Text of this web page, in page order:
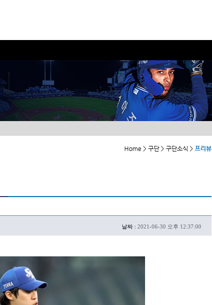
Home > 구단 > 구단소식 > 프리뷰
날짜 : 2021-06-30 오후 12:37:00